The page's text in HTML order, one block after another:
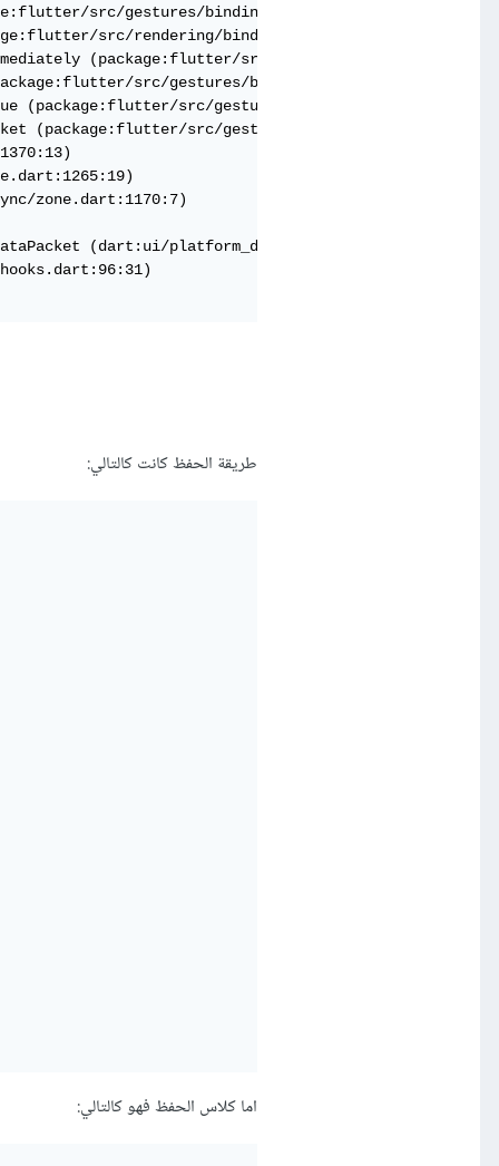
src/gestures/binding.dart:361:22)
src/rendering/binding.dart:278:11)
(package:flutter/src/gestures/
src/gestures/binding.dart:280:5)
(package:flutter/src/gestures/binding.dart:238:7)
(package:flutter/src/gestures/binding.dart:221:7)
zone.dart:1170:7)
(dart:ui/platform_dispatcher.dart:276:7)
طريقة الحفظ كانت كالتالي:
اما كلاس الحفظ فهو كالتالي: